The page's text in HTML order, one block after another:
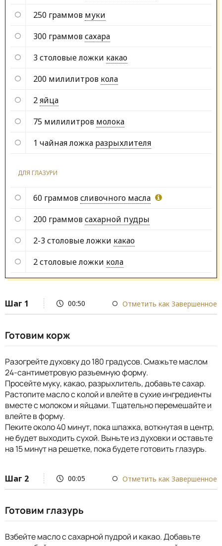
250 граммов муки
300 граммовсахара
3 столовые ложки какао
200 милилитров кола
2яйца
75 милилитров молока
1 чайная ложка разрыхлителя
ДЛЯ ГЛАЗУРИ
60 граммовсливочного масла
200 граммовсахарной пудры
2-3 столовые ложки какао
2 столовые ложки кола
Шаг 1 00:50 Отметить как Завершенное
Готовим корж
Разогрейте духовку до 180 градусов. Смажьте маслом
24-сантиметровую разъемную форму.
Просейте муку, какао, разрыхлитель, добавьте сахар.
Растопите масло с колой и влейте в сухие ингредиенты
вместе с молоком и яйцами. Тщательно перемешайте и
влейте в форму.
Пеките около 40 минут, пока шпажка, воткнутая в центр,
не будет выходить сухой. Выньте из духовки и оставьте
на 15 минут на решетке, пока будете готовить глазурь.
Шаг 2 00:05 Отметить как Завершенное
Готовим глазурь
Взбейте масло с сахарной пудрой и какао. Добавьте